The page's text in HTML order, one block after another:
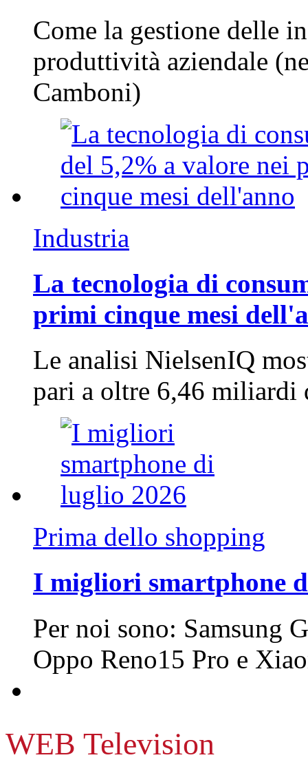
Come la gestione delle
produttività aziendale
Camboni)
Industria
La tecnologia di
primi cinque mesi
Le analisi NielsenIQ
pari a oltre 6,46
Prima dello shopping
I migliori smartphone
Per noi sono: Samsung
Oppo Reno15 Pro e
WEB Television